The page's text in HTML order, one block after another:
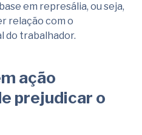
em represália, ou seja,
relação com o
do trabalhador.
ação
prejudicar o